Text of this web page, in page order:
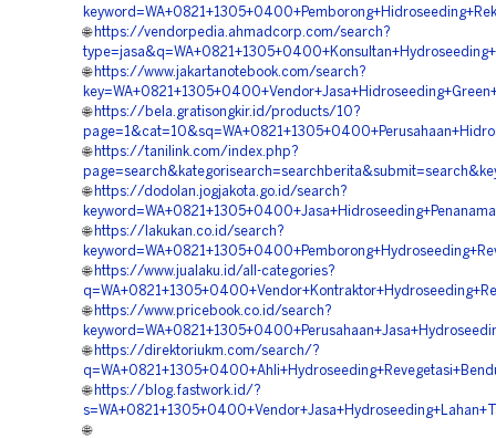
🌐 https://vendorpedia.ahmadcorp.com/search?
🌐 https://www.jakartanotebook.com/search?
🌐 https://bela.gratisongkir.id/products/10?
🌐 https://tanilink.com/index.php?
🌐 https://dodolan.jogjakota.go.id/search?
🌐 https://lakukan.co.id/search?
🌐 https://www.jualaku.id/all-categories?
🌐 https://www.pricebook.co.id/search?
🌐 https://direktoriukm.com/search/?
🌐 https://blog.fastwork.id/?
🌐